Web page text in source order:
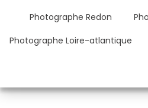
Photographe Redon
Photographe Loire-atlantique